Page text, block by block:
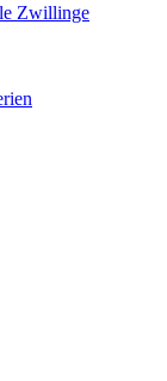
Zwillinge